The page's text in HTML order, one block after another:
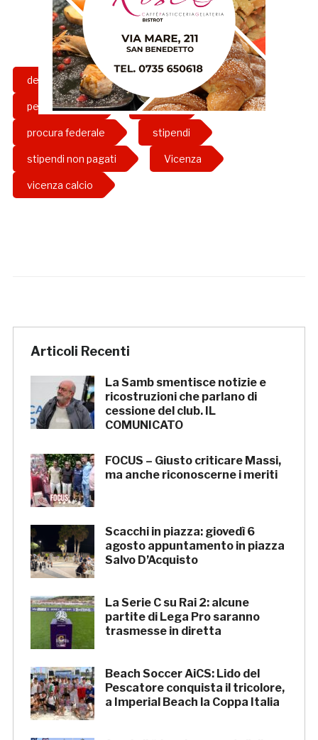
deferimento grb
penalizzazione procura
procura federale stipendi
stipendi non pagati Vicenza
vicenza calcio
Articoli Recenti
La Samb smentisce notizie e
ricostruzioni che parlano di
cessione del club. IL
COMUNICATO
FOCUS – Giusto criticare Massi,
ma anche riconoscerne i meriti
Scacchi in piazza: giovedì 6
agosto appuntamento in piazza
Salvo D’Acquisto
La Serie C su Rai 2: alcune
partite di Lega Pro saranno
trasmesse in diretta
Beach Soccer AiCS: Lido del
Pescatore conquista il tricolore,
a Imperial Beach la Coppa Italia